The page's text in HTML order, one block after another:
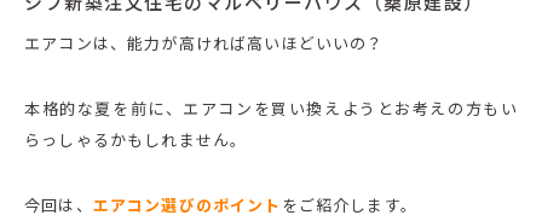
エアコンは、能力が高ければ高いほどいいの？
本格的な夏を前に、エアコンを買い換えようとお考えの方もい
らっしゃるかもしれません。
今回は、 エアコン選びのポイント をご紹介します。